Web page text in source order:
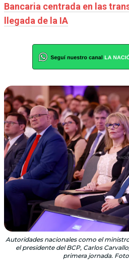
Bancaria centrada en las
llegada de la IA
Autoridades nacionales como el
el presidente del BCP, Carlos
primera jornada.